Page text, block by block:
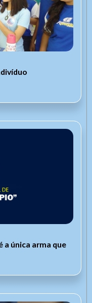
a única arma que